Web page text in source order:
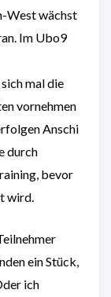
West wächst
Im Ubo9
mal die
vornehmen
Anschi
durch
bevor
wird.
ein Stück,
ich